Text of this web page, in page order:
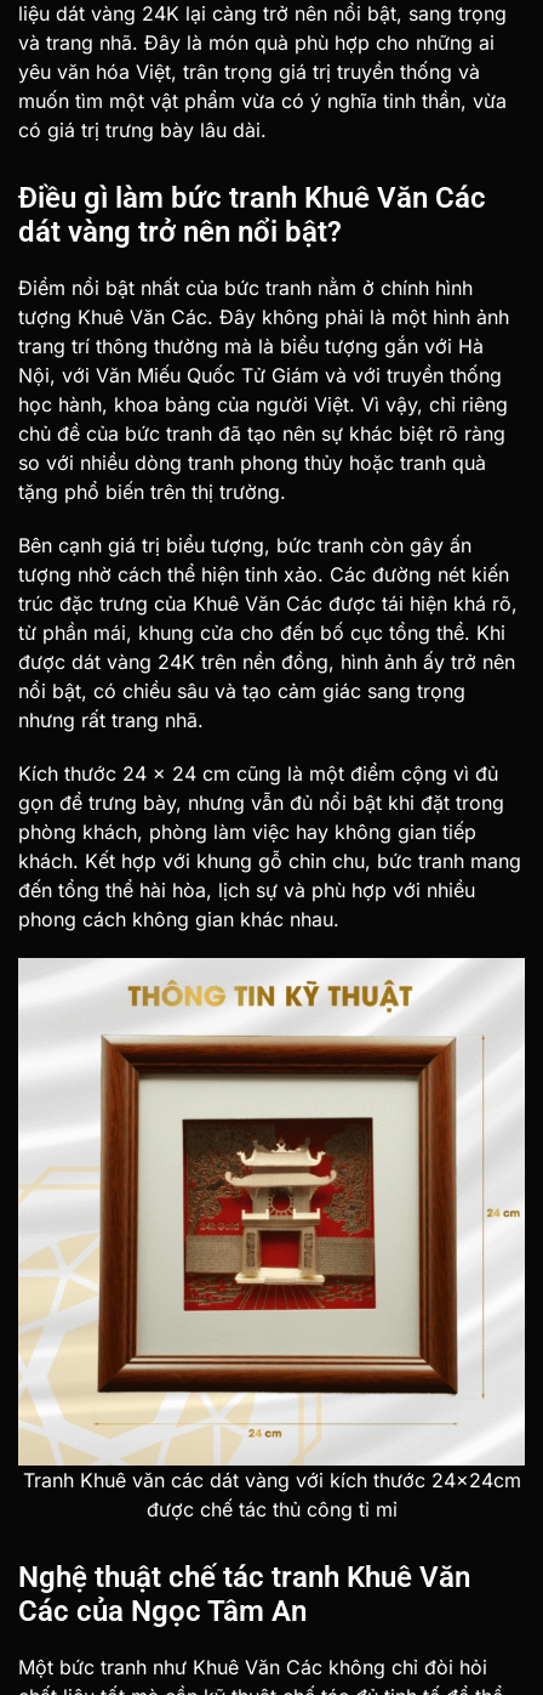
liệu dát vàng 24K lại càng trở nên nổi bật, sang trọng
và trang nhã. Đây là món quà phù hợp cho những ai
yêu văn hóa Việt, trân trọng giá trị truyền thống và
muốn tìm một vật phẩm vừa có ý nghĩa tinh thần, vừa
có giá trị trưng bày lâu dài.
Điều gì làm bức tranh Khuê Văn Các
dát vàng trở nên nổi bật?
Điểm nổi bật nhất của bức tranh nằm ở chính hình
tượng Khuê Văn Các. Đây không phải là một hình ảnh
trang trí thông thường mà là biểu tượng gắn với Hà
Nội, với Văn Miếu Quốc Tử Giám và với truyền thống
học hành, khoa bảng của người Việt. Vì vậy, chỉ riêng
chủ đề của bức tranh đã tạo nên sự khác biệt rõ ràng
so với nhiều dòng tranh phong thủy hoặc tranh quà
tặng phổ biến trên thị trường.
Bên cạnh giá trị biểu tượng, bức tranh còn gây ấn
tượng nhờ cách thể hiện tinh xảo. Các đường nét kiến
trúc đặc trưng của Khuê Văn Các được tái hiện khá rõ,
từ phần mái, khung cửa cho đến bố cục tổng thể. Khi
được dát vàng 24K trên nền đồng, hình ảnh ấy trở nên
nổi bật, có chiều sâu và tạo cảm giác sang trọng
nhưng rất trang nhã.
Kích thước 24 x 24 cm cũng là một điểm cộng vì đủ
gọn để trưng bày, nhưng vẫn đủ nổi bật khi đặt trong
phòng khách, phòng làm việc hay không gian tiếp
khách. Kết hợp với khung gỗ chỉn chu, bức tranh mang
đến tổng thể hài hòa, lịch sự và phù hợp với nhiều
phong cách không gian khác nhau.
Tranh Khuê văn các dát vàng với kích thước 24x24cm
được chế tác thủ công tỉ mỉ
Nghệ thuật chế tác tranh Khuê Văn
Các của Ngọc Tâm An
Một bức tranh như Khuê Văn Các không chỉ đòi hỏi